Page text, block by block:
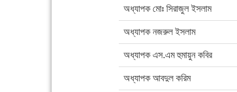
অধ্যাপক মোঃ সিরাজুল ইসলাম
অধ্যাপক নজরুল ইসলাম
অধ্যাপক এস.এম হুমায়ুন কবির
অধ্যাপক আবদুল করিম